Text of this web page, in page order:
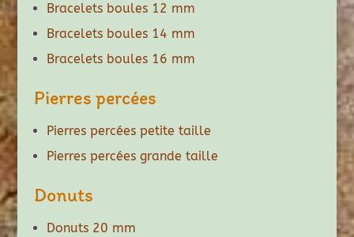
Bracelets boules 12 mm
Bracelets boules 14 mm
Bracelets boules 16 mm
Pierres percées
Pierres percées petite taille
Pierres percées grande taille
Donuts
Donuts 20 mm